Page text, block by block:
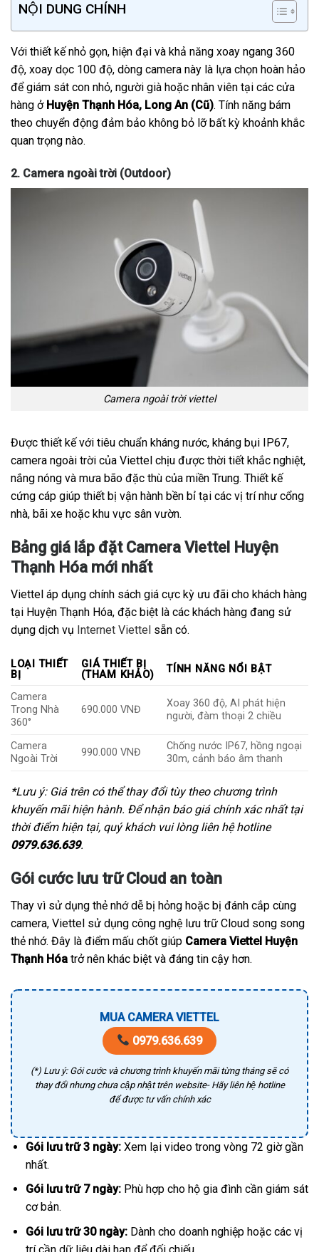
NỘI DUNG CHÍNH
Với thiết kế nhỏ gọn, hiện đại và khả năng xoay ngang 360
độ, xoay dọc 100 độ, dòng camera này là lựa chọn hoàn hảo
để giám sát con nhỏ, người già hoặc nhân viên tại các cửa
hàng ở Huyện Thạnh Hóa, Long An (Cũ). Tính năng bám
theo chuyển động đảm bảo không bỏ lỡ bất kỳ khoảnh khắc
quan trọng nào.
2. Camera ngoài trời (Outdoor)
Camera ngoài trời viettel
Được thiết kế với tiêu chuẩn kháng nước, kháng bụi IP67,
camera ngoài trời của Viettel chịu được thời tiết khắc nghiệt,
nắng nóng và mưa bão đặc thù của miền Trung. Thiết kế
cứng cáp giúp thiết bị vận hành bền bỉ tại các vị trí như cổng
nhà, bãi xe hoặc khu vực sân vườn.
Bảng giá lắp đặt Camera Viettel Huyện
Thạnh Hóa mới nhất
Viettel áp dụng chính sách giá cực kỳ ưu đãi cho khách hàng
tại Huyện Thạnh Hóa, đặc biệt là các khách hàng đang sử
dụng dịch vụ Internet Viettel sẵn có.
LOẠI THIẾT
BỊ
GIÁ THIẾT BỊ
(THAM KHẢO)
TÍNH NĂNG NỔI BẬT
Camera
Trong Nhà
360°
690.000 VNĐ
Xoay 360 độ, AI phát hiện
người, đàm thoại 2 chiều
Camera
Ngoài Trời
990.000 VNĐ
Chống nước IP67, hồng ngoại
30m, cảnh báo âm thanh
*Lưu ý: Giá trên có thể thay đổi tùy theo chương trình
khuyến mãi hiện hành. Để nhận báo giá chính xác nhất tại
thời điểm hiện tại, quý khách vui lòng liên hệ hotline
0979.636.639.
Gói cước lưu trữ Cloud an toàn
Thay vì sử dụng thẻ nhớ dễ bị hỏng hoặc bị đánh cắp cùng
camera, Viettel sử dụng công nghệ lưu trữ Cloud song song
thẻ nhớ. Đây là điểm mấu chốt giúp Camera Viettel Huyện
Thạnh Hóa trở nên khác biệt và đáng tin cậy hơn.
MUA CAMERA VIETTEL
0979.636.639
(*) Lưu ý: Gói cước và chương trình khuyến mãi từng tháng sẽ có
thay đổi nhưng chưa cập nhật trên website- Hãy liên hệ hotline
để được tư vấn chính xác
Gói lưu trữ 3 ngày:Xem lại video trong vòng 72 giờ gần
nhất.
Gói lưu trữ 7 ngày:Phù hợp cho hộ gia đình cần giám sát
cơ bản.
Gói lưu trữ 30 ngày:Dành cho doanh nghiệp hoặc các vị